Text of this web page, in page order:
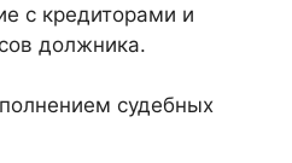
с кредиторами и
должника.
судебных